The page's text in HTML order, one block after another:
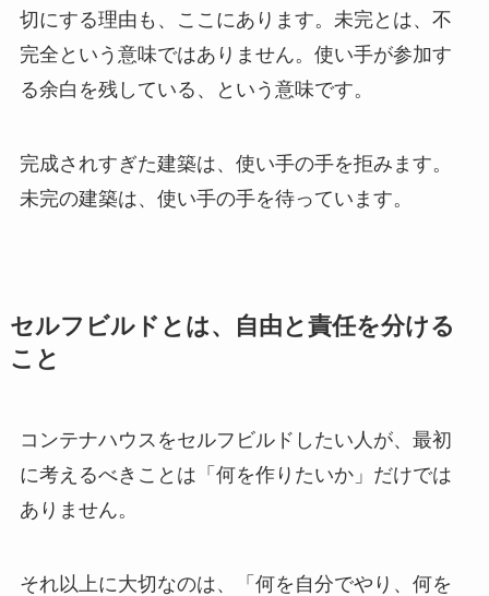
切にする理由も、ここにあります。未完とは、不
完全という意味ではありません。使い手が参加す
る余白を残している、という意味です。
完成されすぎた建築は、使い手の手を拒みます。
未完の建築は、使い手の手を待っています。
セルフビルドとは、自由と責任を分ける
こと
コンテナハウスをセルフビルドしたい人が、最初
に考えるべきことは「何を作りたいか」だけでは
ありません。
それ以上に大切なのは、「何を自分でやり、何を